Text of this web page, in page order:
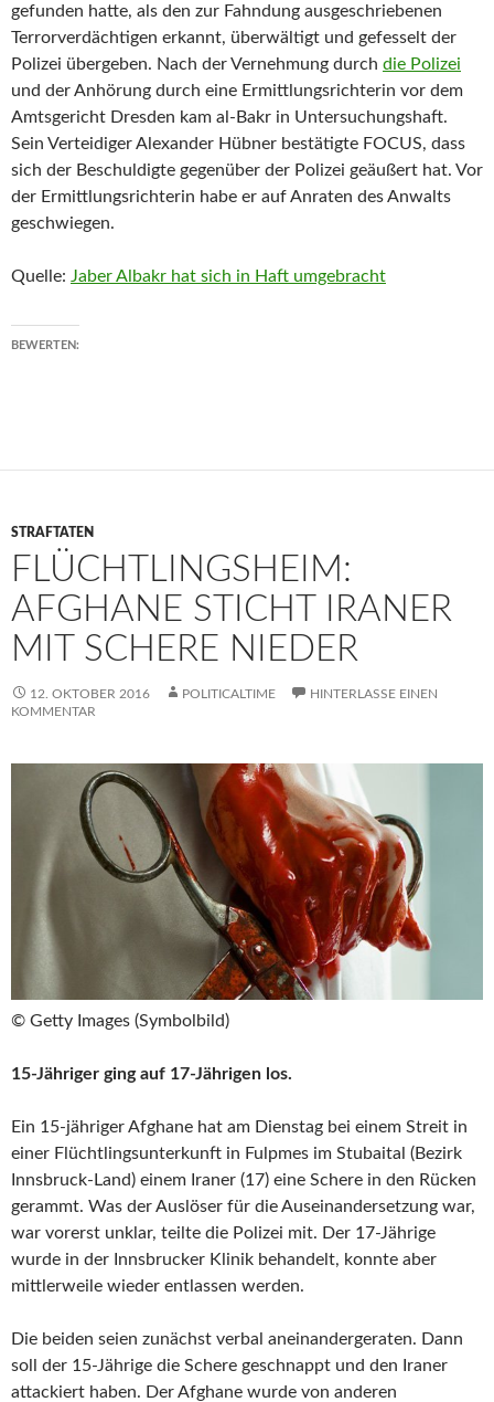
gefunden hatte, als den zur Fahndung ausgeschriebenen
Terrorverdächtigen erkannt, überwältigt und gefesselt der
Polizei übergeben. Nach der Vernehmung durch die Polizei
und der Anhörung durch eine Ermittlungsrichterin vor dem
Amtsgericht Dresden kam al-Bakr in Untersuchungshaft.
Sein Verteidiger Alexander Hübner bestätigte FOCUS, dass
sich der Beschuldigte gegenüber der Polizei geäußert hat. Vor
der Ermittlungsrichterin habe er auf Anraten des Anwalts
geschwiegen.
Quelle: Jaber Albakr hat sich in Haft umgebracht
BEWERTEN:
STRAFTATEN
FLÜCHTLINGSHEIM:
AFGHANE STICHT IRANER
MIT SCHERE NIEDER
12. OKTOBER 2016 POLITICALTIME
HINTERLASSE EINEN
KOMMENTAR
© Getty Images (Symbolbild)
15-Jähriger ging auf 17-Jährigen los.
Ein 15-jähriger Afghane hat am Dienstag bei einem Streit in
einer Flüchtlingsunterkunft in Fulpmes im Stubaital (Bezirk
Innsbruck-Land) einem Iraner (17) eine Schere in den Rücken
gerammt. Was der Auslöser für die Auseinandersetzung war,
war vorerst unklar, teilte die Polizei mit. Der 17-Jährige
wurde in der Innsbrucker Klinik behandelt, konnte aber
mittlerweile wieder entlassen werden.
Die beiden seien zunächst verbal aneinandergeraten. Dann
soll der 15-Jährige die Schere geschnappt und den Iraner
attackiert haben. Der Afghane wurde von anderen